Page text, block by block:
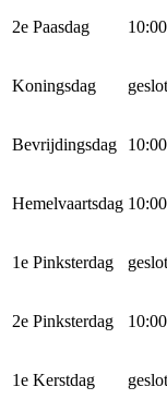
2e Paasdag
Koningsdag
Bevrijdingsdag
Hemelvaartsdag
1e Pinksterdag
2e Pinksterdag
1e Kerstdag